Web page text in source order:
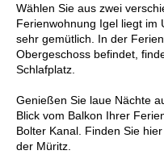
Wählen Sie aus zwei
Ferienwohnung Igel liegt im
sehr gemütlich. In der
Obergeschoss befindet,
Schlafplatz.
Genießen Sie laue Nächte
Blick vom Balkon Ihrer
Bolter Kanal. Finden Sie
der Müritz.